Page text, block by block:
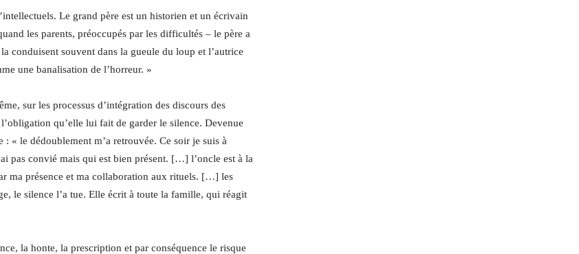
Le grand père est un historien et un écrivain
les parents, préoccupés par les difficultés – le père a
conduisent souvent dans la gueule du loup et l’autrice
une banalisation de l’horreur. »
sur les processus d’intégration des discours des
qu’elle lui fait de garder le silence. Devenue
« le dédoublement m’a retrouvée. Ce soir je suis à
pas convié mais qui est bien présent. […] l’oncle est à la
ma présence et ma collaboration aux rituels. […] les
le silence l’a tue. Elle écrit à toute la famille, qui réagit
la honte, la prescription et par conséquence le risque